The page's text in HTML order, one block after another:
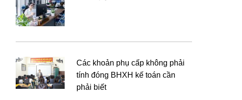
Các khoản phụ cấp không phải
tính đóng BHXH kế toán cần
phải biết